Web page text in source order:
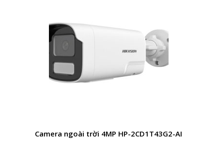
Camera ngoài trời 4MP HP-2CD1T43G2-AI